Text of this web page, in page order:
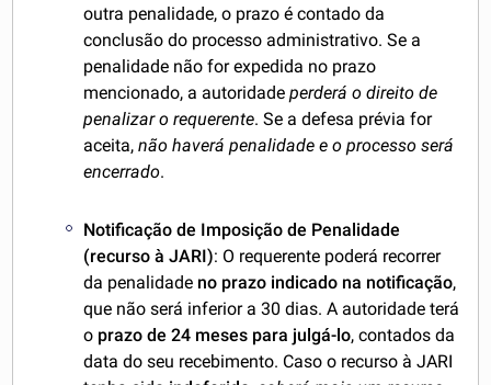
outra penalidade, o prazo é contado da
conclusão do processo administrativo. Se a
penalidade não for expedida no prazo
mencionado, a autoridadeperderá o direito de
penalizar o requerente. Se a defesa prévia for
aceita,não haverá penalidade e o processo será
encerrado.
Notificação de Imposição de Penalidade
(recurso à JARI): O requerente poderá recorrer
da penalidade no prazo indicado na notificação,
que não será inferior a 30 dias. A autoridade terá
o prazo de 24 meses para julgá-lo, contados da
data do seu recebimento. Caso o recurso à JARI